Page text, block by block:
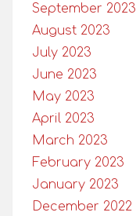
September 2023
August 2023
July 2023
June 2023
May 2023
April 2023
March 2023
February 2023
January 2023
December 2022